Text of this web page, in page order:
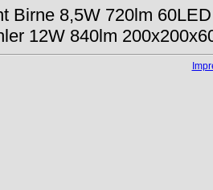
Birne 8,5W 720lm
12W 840lm